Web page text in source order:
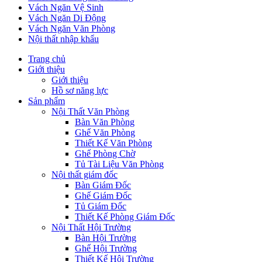
Vách Ngăn Vệ Sinh
Vách Ngăn Di Động
Vách Ngăn Văn Phòng
Nội thất nhập khẩu
Trang chủ
Giới thiệu
Giới thiệu
Hồ sơ năng lực
Sản phẩm
Nội Thất Văn Phòng
Bàn Văn Phòng
Ghế Văn Phòng
Thiết Kế Văn Phòng
Ghế Phòng Chờ
Tủ Tài Liệu Văn Phòng
Nội thất giám đốc
Bàn Giám Đốc
Ghế Giám Đốc
Tủ Giám Đốc
Thiết Kế Phòng Giám Đốc
Nội Thất Hội Trường
Bàn Hội Trường
Ghế Hội Trường
Thiết Kế Hội Trường